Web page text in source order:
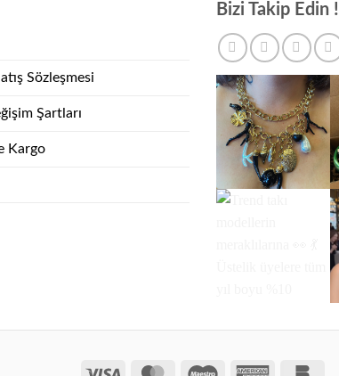
Sözleşmesi
Şartları
Kargo
Bizi Takip Edin !
Visa MasterCardMaestro American